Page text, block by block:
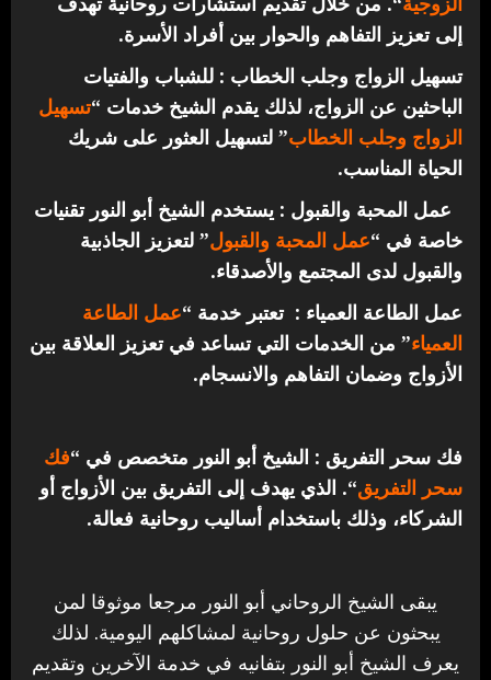
إلى تعزيز التفاهم والحوار بين أفراد الأسرة.
تسهيل الزواج وجلب الخطاب : للشباب والفتيات
الباحثين عن الزواج، لذلك يقدم الشيخ خدمات “تسهيل
الزواج وجلب الخطاب” لتسهيل العثور على شريك
الحياة المناسب.
عمل المحبة والقبول : يستخدم الشيخ أبو النور تقنيات
خاصة في “عمل المحبة والقبول” لتعزيز الجاذبية
والقبول لدى المجتمع والأصدقاء.
عمل الطاعة العمياء : تعتبر خدمة “عمل الطاعة
العمياء” من الخدمات التي تساعد في تعزيز العلاقة بين
الأزواج وضمان التفاهم والانسجام.
فك سحر التفريق : الشيخ أبو النور متخصص في “فك
سحر التفريق“. الذي يهدف إلى التفريق بين الأزواج أو
الشركاء، وذلك باستخدام أساليب روحانية فعالة.
يبقى الشيخ الروحاني أبو النور مرجعا موثوقا لمن
يبحثون عن حلول روحانية لمشاكلهم اليومية. لذلك
يعرف الشيخ أبو النور بتفانيه في خدمة الآخرين وتقديم